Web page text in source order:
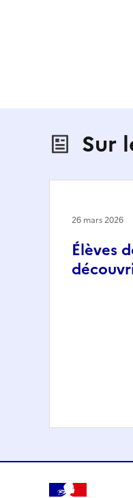
Sur
Élèves
26 mars 2026